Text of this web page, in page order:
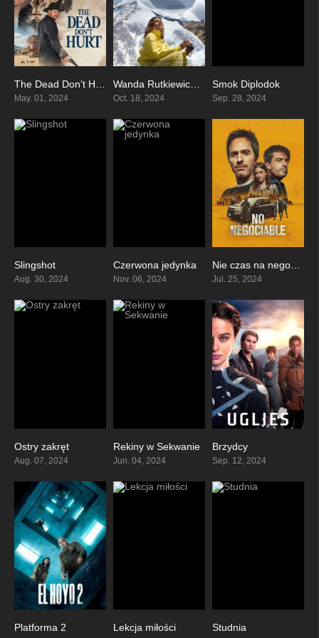
6.4
May. 01, 2024
0
Wanda Rutkiewicz. Ostatnia wyprawa
Oct. 18, 2024
Smok Diplodok
Sep. 28, 2024
Slingshot
Aug. 30, 2024
0
Czerwona jedynka
Nov. 06, 2024
5.5
Nie czas na negocjacje
Jul. 25, 2024
Ostry zakręt
Aug. 07, 2024
5.2
Rekiny w Sekwanie
Jun. 04, 2024
Brzydcy
Sep. 12, 2024
Platforma 2 Lekcja miłości Studnia